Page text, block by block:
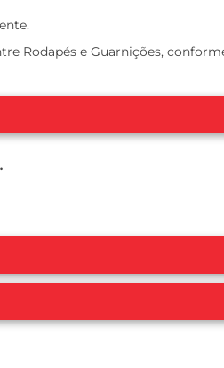
Rodapés e Guarnições,
.